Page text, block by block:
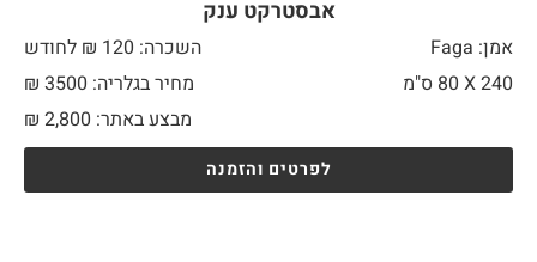
אבסטרקט ענק
אמן: Faga
השכרה: 120 ₪ לחודש
240 X
מחיר בגלריה: 3500 ₪
מבצע באתר:
₪ 2,800
לפרטים והזמנה